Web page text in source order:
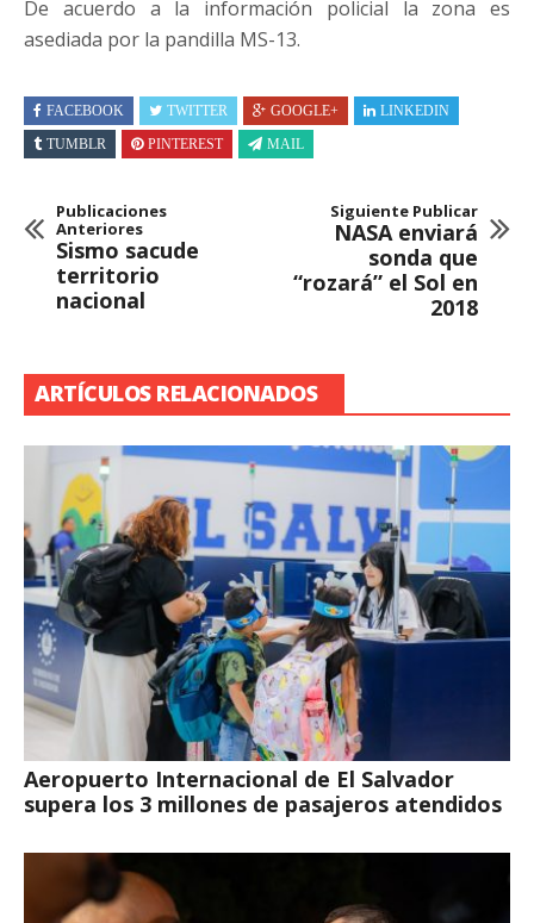
De acuerdo a la información policial la zona es
asediada por la pandilla MS-13.
FACEBOOK TWITTER GOOGLE+
LINKEDIN
TUMBLR
PINTEREST MAIL
Publicaciones
Anteriores
Sismo sacude
territorio
nacional
Siguiente Publicar
NASA enviará
sonda que
“rozará” el Sol en
2018
ARTÍCULOS RELACIONADOS
Aeropuerto Internacional de El Salvador
supera los 3 millones de pasajeros atendidos